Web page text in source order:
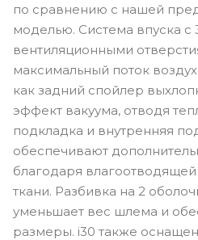
по сравнению с нашей
моделью. Система впуска с
вентиляционными
максимальный поток
как задний спойлер
эффект вакуума, отводя
подкладка и внутренняя
обеспечивают
благодаря
ткани. Разбивка на 2
уменьшает вес шлема и
размеры. i30 также